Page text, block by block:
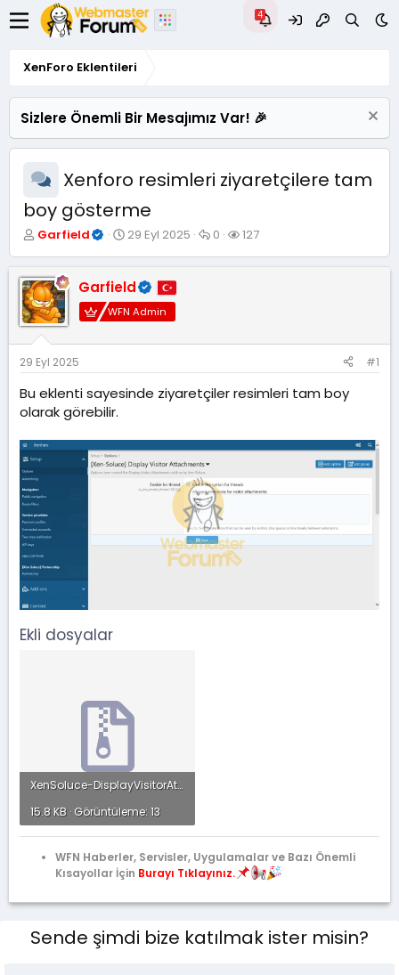
XenForo Eklentileri
Sizlere Önemli Bir Mesajımız Var! 🎉
Xenforo resimleri ziyaretçilere tam
boy gösterme
K
u
y
u
B
ş
l
a
t
n
Garfield
B
l
a
n
ı
t
a
h
i
29 Eyl 2025
C
r
0
G
l
m
e
127
Garfield
WFN Admin
29 Eyl 2025 #1
Bu eklenti sayesinde ziyaretçiler resimleri tam boy
olarak görebilir.
Ekli dosyalar
XenSoluce-DisplayVisitorAttachments-2.1.0_Fix_2.zip
15.8 KB · Görüntüleme: 13
WFN Haberler, Servisler, Uygulamalar ve Bazı Önemli
Kısayollar İçin Burayı Tıklayınız.
Sende şimdi bize katılmak ister misin?